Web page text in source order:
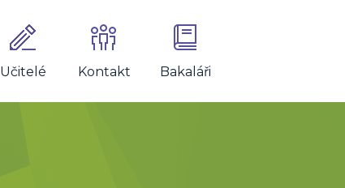
Učitelé Kontakt Bakaláři